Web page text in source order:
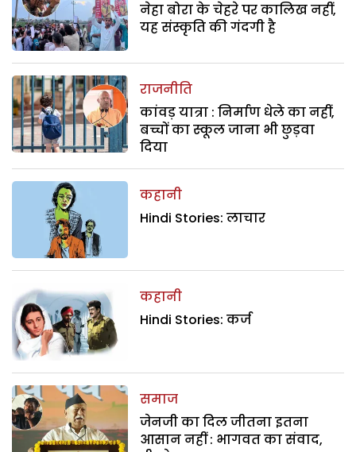
नेहा बोरा के चेहरे पर कालिख नहीं,
यह संस्कृति की गंदगी है
राजनीति
कांवड़ यात्रा : निर्माण धेले का नहीं,
बच्चों का स्कूल जाना भी छुड़वा
दिया
कहानी
Hindi Stories: लाचार
कहानी
Hindi Stories: कर्ज
समाज
जेनजी का दिल जीतना इतना
आसान नहीं : भागवत का संवाद,